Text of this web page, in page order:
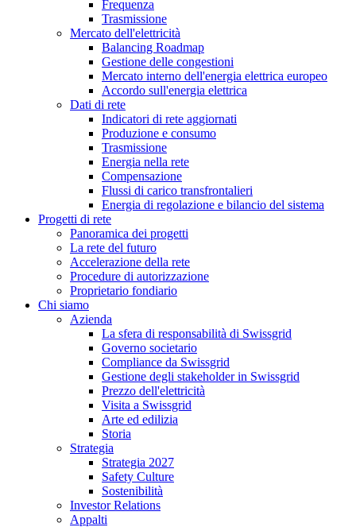
Frequenza
Trasmissione
Mercato dell'elettricità
Balancing Roadmap
Gestione delle congestioni
Mercato interno dell'energia elettrica europeo
Accordo sull'energia elettrica
Dati di rete
Indicatori di rete aggiornati
Produzione e consumo
Trasmissione
Energia nella rete
Compensazione
Flussi di carico transfrontalieri
Energia di regolazione e bilancio del sistema
Progetti di rete
Panoramica dei progetti
La rete del futuro
Accelerazione della rete
Procedure di autorizzazione
Proprietario fondiario
Chi siamo
Azienda
La sfera di responsabilità di Swissgrid
Governo societario
Compliance da Swissgrid
Gestione degli stakeholder in Swissgrid
Prezzo dell'elettricità
Visita a Swissgrid
Arte ed edilizia
Storia
Strategia
Strategia 2027
Safety Culture
Sostenibilità
Investor Relations
Appalti